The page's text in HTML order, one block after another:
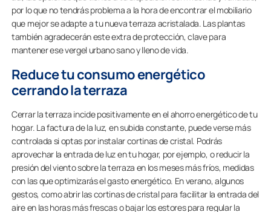
por lo que no tendrás problema a la hora de encontrar el mobiliario
que mejor se adapte a tu nueva terraza acristalada. Las plantas
también agradecerán este extra de protección, clave para
mantener ese vergel urbano sano y lleno de vida.
Reduce tu consumo energético
cerrando la terraza
Cerrar la terraza incide positivamente en el ahorro energético de tu
hogar. La factura de la luz, en subida constante, puede verse más
controlada si optas por instalar cortinas de cristal. Podrás
aprovechar la entrada de luz en tu hogar, por ejemplo, o reducir la
presión del viento sobre la terraza en los meses más fríos, medidas
con las que optimizarás el gasto energético. En verano, algunos
gestos, como abrir las cortinas de cristal para facilitar la entrada del
aire en las horas más frescas o bajar los estores para regular la